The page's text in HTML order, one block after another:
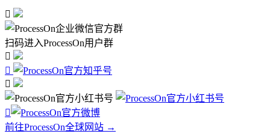

扫码进入ProcessOn用户群




前往ProcessOn全球网站 →